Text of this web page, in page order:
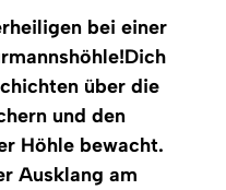
bei einer
über die
und den
Höhle bewacht.
Ausklang am